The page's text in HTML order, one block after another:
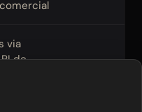
via
de
fora
Perguntar